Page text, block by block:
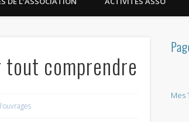
comprendre
Mes